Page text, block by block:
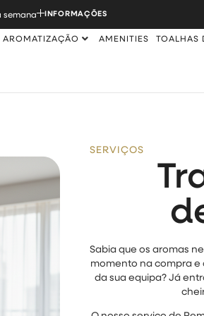
semana INFORMAÇÕES
AROMATIZAÇÃO AMENITIES TOALHAS
SERVIÇOS
Sabia que os aromas
momento na compra
da sua equipa? Já